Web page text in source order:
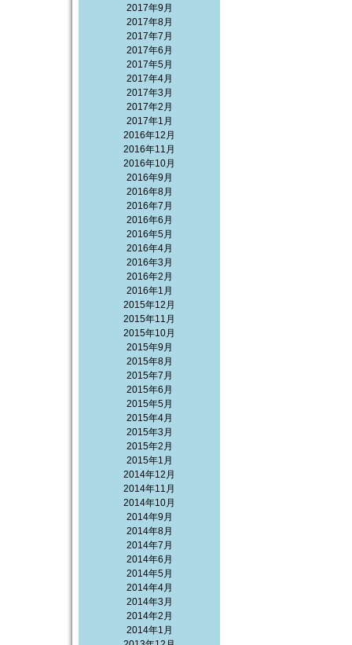
2017年9月
2017年8月
2017年7月
2017年6月
2017年5月
2017年4月
2017年3月
2017年2月
2017年1月
2016年12月
2016年11月
2016年10月
2016年9月
2016年8月
2016年7月
2016年6月
2016年5月
2016年4月
2016年3月
2016年2月
2016年1月
2015年12月
2015年11月
2015年10月
2015年9月
2015年8月
2015年7月
2015年6月
2015年5月
2015年4月
2015年3月
2015年2月
2015年1月
2014年12月
2014年11月
2014年10月
2014年9月
2014年8月
2014年7月
2014年6月
2014年5月
2014年4月
2014年3月
2014年2月
2014年1月